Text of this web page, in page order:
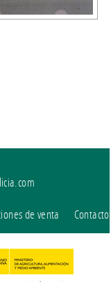
de venta Contacto